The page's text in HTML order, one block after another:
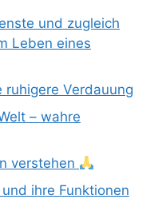
und zugleich
Leben eines
ruhigere Verdauung
– wahre
verstehen
ihre Funktionen